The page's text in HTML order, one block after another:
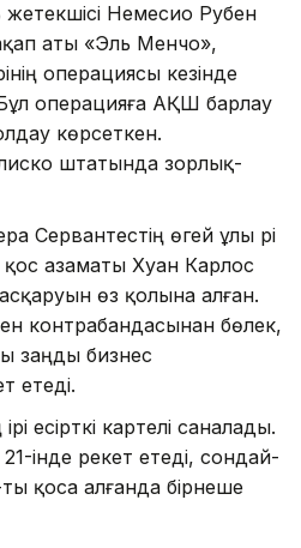
Немесио Рубен
аты «Эль Менчо»,
операциясы кезінде
операцияға АҚШ барлау
көрсеткен.
штатында зорлық-
Сервантестің өгей ұлы әрі
азаматы Хуан Карлос
өз қолына алған.
контрабандасынан бөлек,
заңды бизнес
етеді.
есірткі картелі саналады.
інде әрекет етеді, сондай-
қоса алғанда бірнеше